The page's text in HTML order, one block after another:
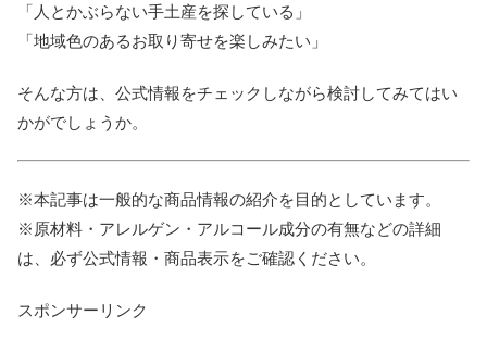
「人とかぶらない手土産を探している」
「地域色のあるお取り寄せを楽しみたい」
そんな方は、公式情報をチェックしながら検討してみてはい
かがでしょうか。
※本記事は一般的な商品情報の紹介を目的としています。
※原材料・アレルゲン・アルコール成分の有無などの詳細
は、必ず公式情報・商品表示をご確認ください。
スポンサーリンク